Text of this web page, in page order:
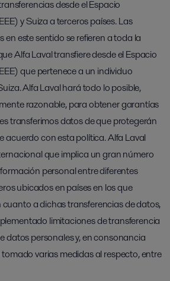
desde el Espacio
y Suiza a terceros países. Las
este sentido se refieren a toda la
Alfa Laval transfiere desde el Espacio
que pertenece a un individuo
Alfa Laval hará todo lo posible,
razonable, para obtener garantías
transferimos datos de que protegerán
acuerdo con esta política. Alfa Laval
que implica un gran número
personal entre diferentes
ubicados en países en los que
a dichas transferencias de datos,
limitaciones de transferencia
datos personales y, en consonancia
varias medidas al respecto, entre